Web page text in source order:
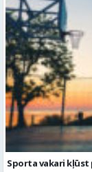
Sporta vakari kļūst